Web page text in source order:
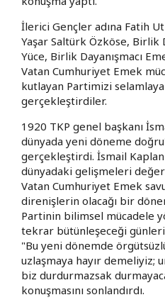
İlerici Gençler adına Fatih
Yaşar Saltürk Özköse, Birlik
Yüce, Birlik Dayanışmacı
Vatan Cumhuriyet Emek
kutlayan Partimizi
gerçekleştirdiler.
1920 TKP genel başkanı
dünyada yeni döneme
gerçekleştirdi. İsmail
dünyadaki gelişmeleri
Vatan Cumhuriyet Emek
direnişlerin olacağı bir
Partinin bilimsel mücadele
tekrar bütünleşeceği
"Bu yeni dönemde
uzlaşmaya hayır demeliyiz;
biz durdurmazsak
konuşmasını sonlandırdı.